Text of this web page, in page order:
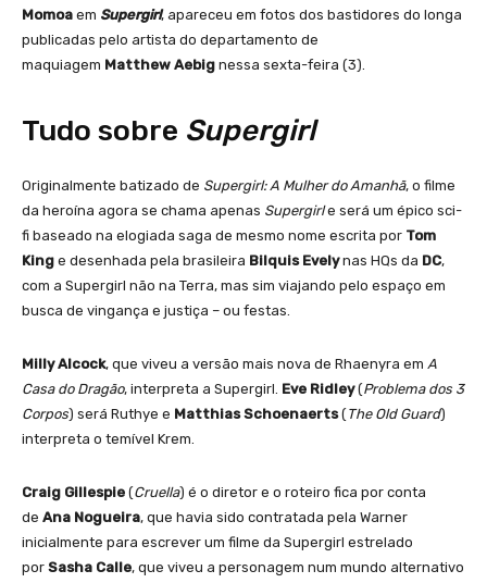
Momoa em Supergirl, apareceu em fotos dos bastidores do longa
publicadas pelo artista do departamento de
maquiagem Matthew Aebig nessa sexta-feira (3).
Tudo sobre Supergirl
Originalmente batizado de Supergirl: A Mulher do Amanhã, o filme
da heroína agora se chama apenas Supergirle será um épico sci-
fi baseado na elogiada saga de mesmo nome escrita por Tom
King e desenhada pela brasileira Bilquis Evelynas HQs da DC,
com a Supergirl não na Terra, mas sim viajando pelo espaço em
busca de vingança e justiça – ou festas.
Milly Alcock, que viveu a versão mais nova de Rhaenyra em A
Casa do Dragão, interpreta a Supergirl. Eve Ridley(Problema dos 3
Corpos) será Ruthye e Matthias Schoenaerts(The Old Guard)
interpreta o temível Krem.
Craig Gillespie (Cruella) é o diretor e o roteiro fica por conta
de Ana Nogueira, que havia sido contratada pela Warner
inicialmente para escrever um filme da Supergirl estrelado
por Sasha Calle, que viveu a personagem num mundo alternativo